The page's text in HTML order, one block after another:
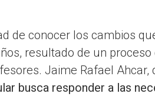
de conocer los cambios
resultado de un proceso
Jaime Rafael Ahcar,
busca responder a las